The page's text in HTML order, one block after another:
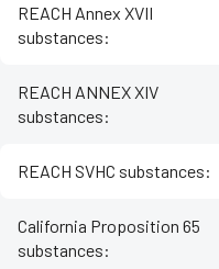
REACH Annex XVII
substances:
REACH ANNEX XIV
substances:
REACH SVHC substances:
California Proposition 65
substances: